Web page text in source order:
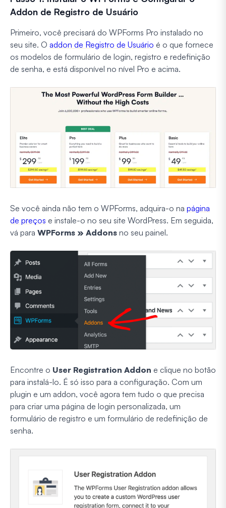
Addon de Registro de Usuário
Primeiro, você precisará do WPForms Pro instalado no
seu site. O addon de Registro de Usuário é o que fornece
os modelos de formulário de login, registro e redefinição
de senha, e está disponível no nível Pro e acima.
Se você ainda não tem o WPForms, adquira-o na página
de preços e instale-o no seu site WordPress. Em seguida,
vá para WPForms » Addons no seu painel.
Encontre o User Registration Addon e clique no botão
para instalá-lo. É só isso para a configuração. Com um
plugin e um addon, você agora tem tudo o que precisa
para criar uma página de login personalizada, um
formulário de registro e um formulário de redefinição de
senha.